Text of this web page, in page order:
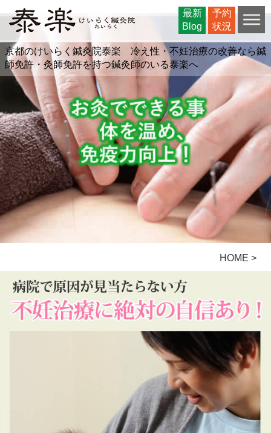
京都のけいらく鍼灸院泰楽 冷え性・不妊治療の改善なら鍼
師免許・灸師免許を持つ鍼灸師のいる泰楽へ
HOME >
最新
Blog
予約
状況
最新
Blog
予約
状況